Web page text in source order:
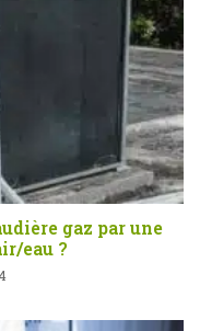
gaz par une
eau ?